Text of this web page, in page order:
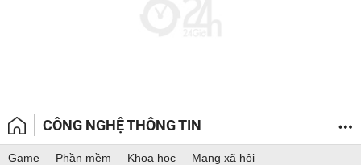
CÔNG NGHỆ THÔNG TIN
Game Phần mềm Khoa học Mạng xã hội